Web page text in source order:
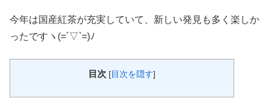
今年は国産紅茶が充実していて、新しい発見も多く楽しか
ったですヽ(=´▽`=)ﾉ
目次 [目次を隠す]